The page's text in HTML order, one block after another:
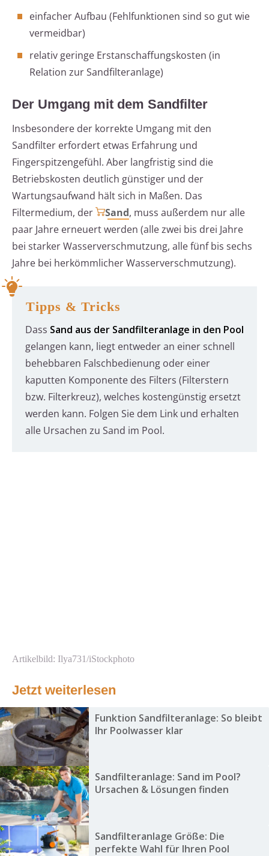
einfacher Aufbau (Fehlfunktionen sind so gut wie
vermeidbar)
relativ geringe Erstanschaffungskosten (in
Relation zur Sandfilteranlage)
Der Umgang mit dem Sandfilter
Insbesondere der korrekte Umgang mit den
Sandfilter erfordert etwas Erfahrung und
Fingerspitzengefühl. Aber langfristig sind die
Betriebskosten deutlich günstiger und der
Wartungsaufwand hält sich in Maßen. Das
Filtermedium, der
Sand, muss außerdem nur alle
paar Jahre erneuert werden (alle zwei bis drei Jahre
bei starker Wasserverschmutzung, alle fünf bis sechs
Jahre bei herkömmlicher Wasserverschmutzung).
Tipps & Tricks
Dass Sand aus der Sandfilteranlage in den Pool
gelangen kann, liegt entweder an einer schnell
behebbaren Falschbedienung oder einer
kaputten Komponente des Filters (Filterstern
bzw. Filterkreuz), welches kostengünstig ersetzt
werden kann. Folgen Sie dem Link und erhalten
alle Ursachen zu Sand im Pool.
Artikelbild: Ilya731/iStockphoto
Jetzt weiterlesen
Funktion Sandfilteranlage: So bleibt
Ihr Poolwasser klar
Sandfilteranlage: Sand im Pool?
Ursachen & Lösungen finden
Sandfilteranlage Größe: Die
perfekte Wahl für Ihren Pool